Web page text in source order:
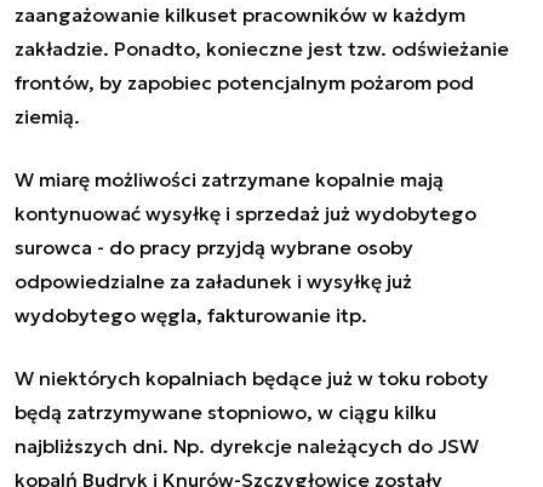
zaangażowanie kilkuset pracowników w każdym
zakładzie. Ponadto, konieczne jest tzw. odświeżanie
frontów, by zapobiec potencjalnym pożarom pod
ziemią.
W miarę możliwości zatrzymane kopalnie mają
kontynuować wysyłkę i sprzedaż już wydobytego
surowca - do pracy przyjdą wybrane osoby
odpowiedzialne za załadunek i wysyłkę już
wydobytego węgla, fakturowanie itp.
W niektórych kopalniach będące już w toku roboty
będą zatrzymywane stopniowo, w ciągu kilku
najbliższych dni. Np. dyrekcje należących do JSW
kopalń Budryk i Knurów-Szczygłowice zostały